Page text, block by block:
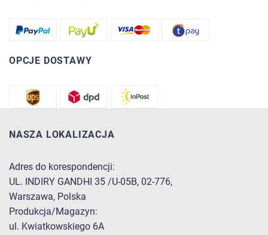
OPCJE DOSTAWY
NASZA LOKALIZACJA
Adres do korespondencji:
UL. INDIRY GANDHI 35 /U-05B, 02-776,
Warszawa, Polska
Produkcja/Magazyn:
ul. Kwiatkowskiego 6A